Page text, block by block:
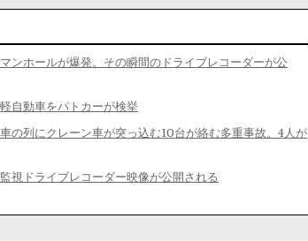
ンホールが爆発。その瞬間のドライブレコーダーが公
自動車をパトカーが検挙
の列にクレーン車が突っ込む10台が絡む多重事故。4人が
視ドライブレコーダー映像が公開される